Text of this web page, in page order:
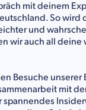
mit deinem
So wird
und
wir auch all deine
Besuche unserer
mit
spannendes